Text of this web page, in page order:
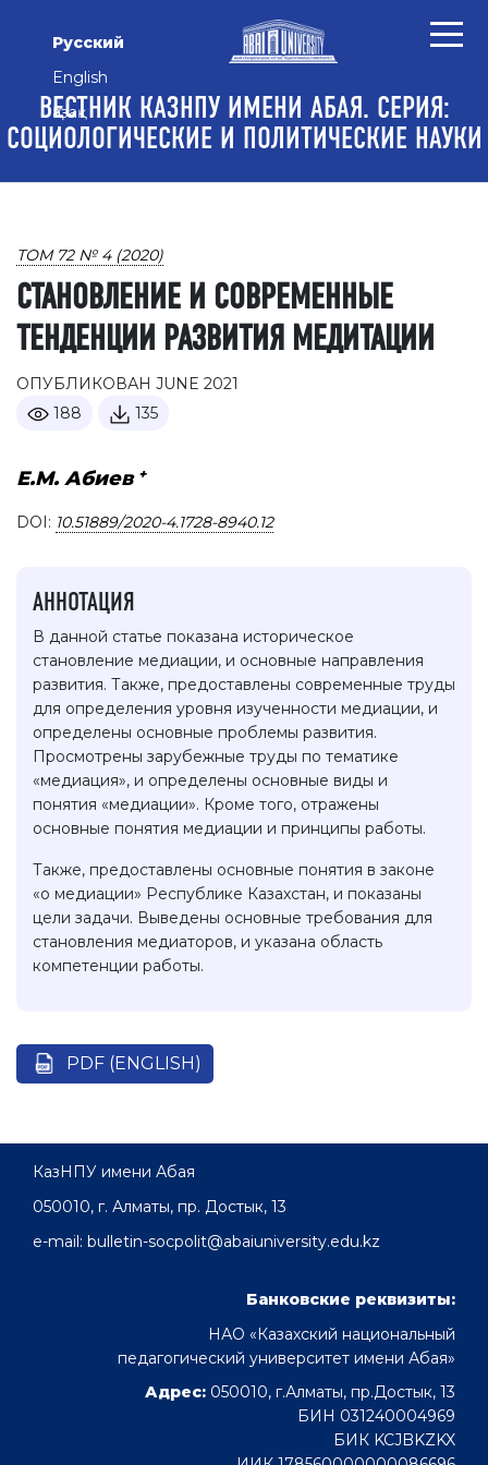
Русский
English
Қазақ
ВЕСТНИК КАЗНПУ ИМЕНИ АБАЯ. СЕРИЯ:
СОЦИОЛОГИЧЕСКИЕ И ПОЛИТИЧЕСКИЕ НАУКИ
ТОМ 72 № 4 (2020)
СТАНОВЛЕНИЕ И СОВРЕМЕННЫЕ
ТЕНДЕНЦИИ РАЗВИТИЯ МЕДИТАЦИИ
ОПУБЛИКОВАН JUNE 2021
188
135
E.M. Абиев +
DOI: 10.51889/2020-4.1728-8940.12
АННОТАЦИЯ
В данной статье показана историческое
становление медиации, и основные направления
развития. Также, предоставлены современные труды
для определения уровня изученности медиации, и
определены основные проблемы развития.
Просмотрены зарубежные труды по тематике
«медиация», и определены основные виды и
понятия «медиации». Кроме того, отражены
основные понятия медиации и принципы работы.
Также, предоставлены основные понятия в законе
«о медиации» Республике Казахстан, и показаны
цели задачи. Выведены основные требования для
становления медиаторов, и указана область
компетенции работы.
PDF (ENGLISH)
КазНПУ имени Абая
050010, г. Алматы, пр. Достык, 13
e-mail: bulletin-socpolit@abaiuniversity.edu.kz
Банковские реквизиты:
НАО «Казахский национальный
педагогический университет имени Абая»
Адрес: 050010, г.Алматы, пр.Достык, 13
БИН 031240004969
БИК KCJBKZKX